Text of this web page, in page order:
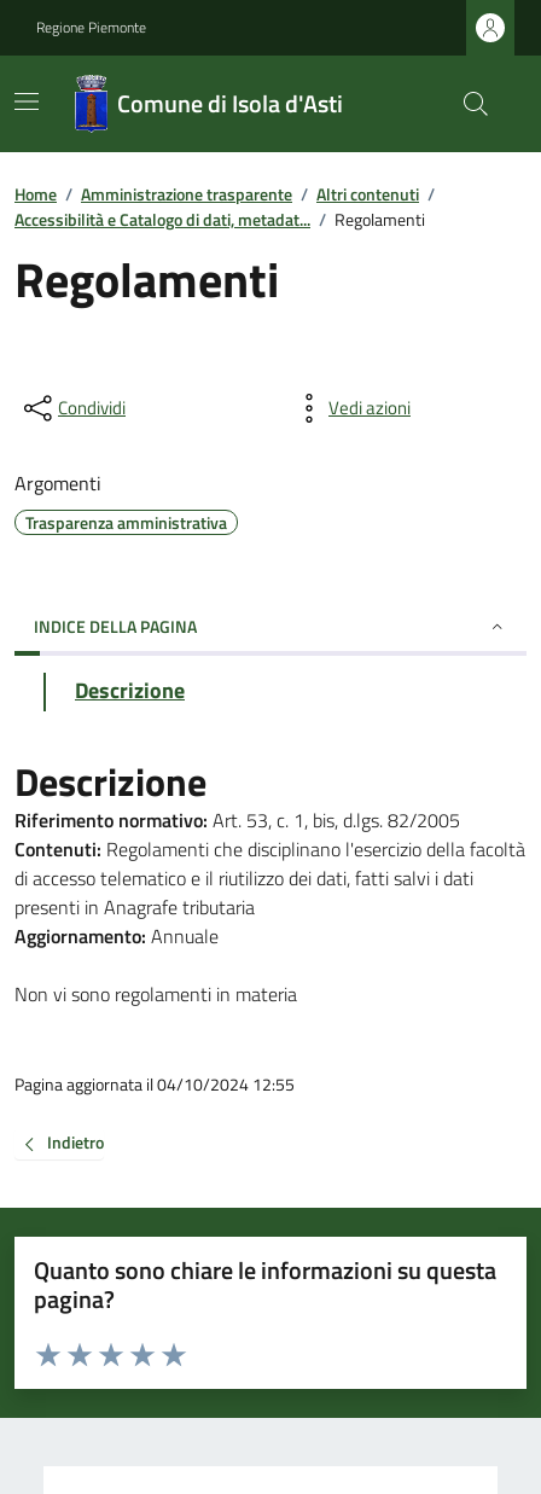
Regione Piemonte
Comune di Isola d'Asti
Home / Amministrazione trasparente / Altri contenuti /
Accessibilità e Catalogo di dati, metadat... / Regolamenti
Regolamenti
Condividi Vedi azioni
Argomenti
Trasparenza amministrativa
INDICE DELLA PAGINA
Descrizione
Descrizione
Riferimento normativo: Art. 53, c. 1, bis, d.lgs. 82/2005
Contenuti: Regolamenti che disciplinano l'esercizio della facoltà
di accesso telematico e il riutilizzo dei dati, fatti salvi i dati
presenti in Anagrafe tributaria
Aggiornamento: Annuale
Non vi sono regolamenti in materia
Pagina aggiornata il 04/10/2024 12:55
Indietro
Quanto sono chiare le informazioni su questa
pagina?
Valuta da 1 a 5 stelle la pagina
Valuta 5 stelle su 5
Valuta 4 stelle su 5
Valuta 3 stelle su 5
Valuta 2 stelle su 5
Valuta 1 stelle su 5